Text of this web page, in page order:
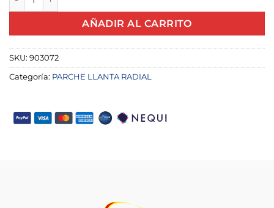
AÑADIR AL CARRITO
SKU: 903072
Categoría: PARCHE LLANTA RADIAL